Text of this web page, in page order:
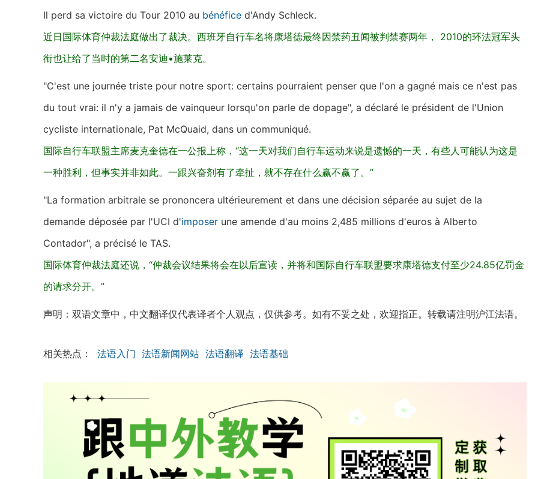
Il perd sa victoire du Tour 2010 au bénéfice d'Andy Schleck.
近日国际体育仲裁法庭做出了裁决。西班牙自行车名将康塔德最终因禁药丑闻被判禁赛两年， 2010的环法冠军头
衔也让给了当时的第二名安迪•施莱克。
"C'est une journée triste pour notre sport: certains pourraient penser que l'on a gagné mais ce n'est pas
du tout vrai: il n'y a jamais de vainqueur lorsqu'on parle de dopage", a déclaré le président de l'Union
cycliste internationale, Pat McQuaid, dans un communiqué.
国际自行车联盟主席麦克奎德在一公报上称，“这一天对我们自行车运动来说是遗憾的一天，有些人可能认为这是
一种胜利，但事实并非如此。一跟兴奋剂有了牵扯，就不存在什么赢不赢了。”
"La formation arbitrale se prononcera ultérieurement et dans une décision séparée au sujet de la
demande déposée par l'UCI d'imposer une amende d'au moins 2,485 millions d'euros à Alberto
Contador", a précisé le TAS.
国际体育仲裁法庭还说，“仲裁会议结果将会在以后宣读，并将和国际自行车联盟要求康塔德支付至少24.85亿罚金
的请求分开。”
声明：双语文章中，中文翻译仅代表译者个人观点，仅供参考。如有不妥之处，欢迎指正。转载请注明沪江法语。
相关热点： 法语入门 法语新闻网站 法语翻译 法语基础